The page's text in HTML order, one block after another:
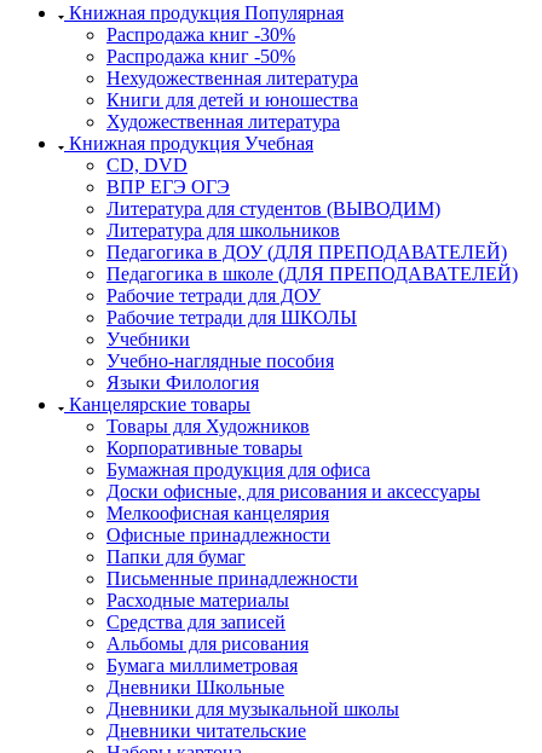
Книжная продукция Популярная
Распродажа книг -30%
Распродажа книг -50%
Нехудожественная литература
Книги для детей и юношества
Художественная литература
Книжная продукция Учебная
CD, DVD
ВПР ЕГЭ ОГЭ
Литература для студентов (ВЫВОДИМ)
Литература для школьников
Педагогика в ДОУ (ДЛЯ ПРЕПОДАВАТЕЛЕЙ)
Педагогика в школе (ДЛЯ ПРЕПОДАВАТЕЛЕЙ)
Рабочие тетради для ДОУ
Рабочие тетради для ШКОЛЫ
Учебники
Учебно-наглядные пособия
Языки Филология
Канцелярские товары
Товары для Художников
Корпоративные товары
Бумажная продукция для офиса
Доски офисные, для рисования и аксессуары
Мелкоофисная канцелярия
Офисные принадлежности
Папки для бумаг
Письменные принадлежности
Расходные материалы
Средства для записей
Альбомы для рисования
Бумага миллиметровая
Дневники Школьные
Дневники для музыкальной школы
Дневники читательские